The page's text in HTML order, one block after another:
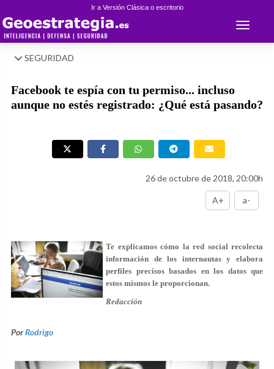
Ir a Versión Clásica o escritorio
Toggle
SEGURIDAD
Facebook te espía con tu permiso... incluso
aunque no estés registrado: ¿Qué está pasando?
26 de octubre de 2018, 20:00h
A+ a-
Te explicamos cómo la red social recolecta
información de los internautas y elabora
perfiles precisos basados en los datos que
estos mismos le proporcionan.
Redacción
PorRodrigo